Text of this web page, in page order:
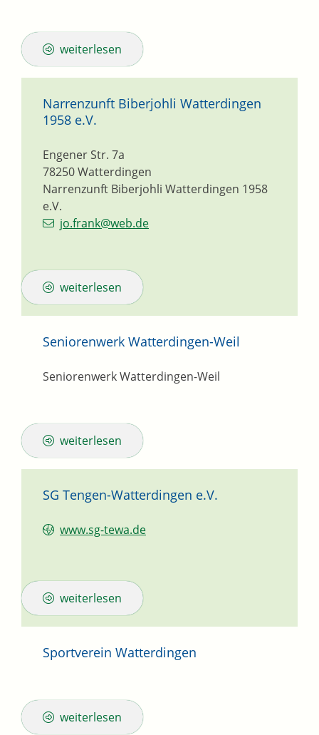
weiterlesen
Narrenzunft Biberjohli Watterdingen
1958 e.V.
Narrenzunft Biberjohli Watterdingen 1958
e.V.
Engener Str. 7a
78250Watterdingen
jo.frank@web.de
weiterlesen
Seniorenwerk Watterdingen-Weil
Seniorenwerk Watterdingen-Weil
weiterlesen
SG Tengen-Watterdingen e.V.
www.sg-tewa.de
weiterlesen
Sportverein Watterdingen
weiterlesen